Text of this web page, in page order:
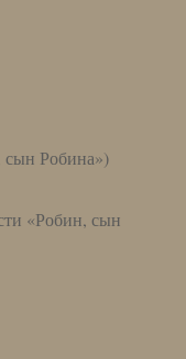
Робина»)
«Робин, сын